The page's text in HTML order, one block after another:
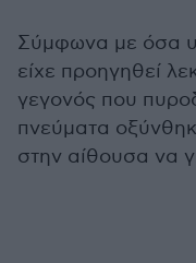
Σύμφωνα με όσα
είχε προηγηθεί
γεγονός που
πνεύματα
στην αίθουσα να